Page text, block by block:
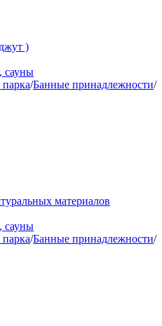
)
сауны
/Банные принадлежности/
материалов
сауны
/Банные принадлежности/